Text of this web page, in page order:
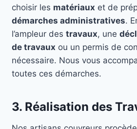
choisir les matériaux et de
démarches administratives.
l’ampleur des travaux, une
de travaux ou un permis de
nécessaire. Nous vous
toutes ces démarches.
3. Réalisation des